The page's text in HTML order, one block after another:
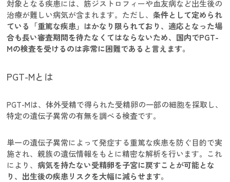
対象となる疾患には、筋ジストロフィーや血友病など出生後の
治療が難しい病気が含まれます。ただし、条件として定められ
ている「重篤な疾患」はかなり限られており、適応となった場
合も長い審査期間を待たなくてはならないため、国内でPGT-
Mの検査を受けるのは非常に困難であると言えます。
PGT-Mとは
PGT-Mは、体外受精で得られた受精卵の一部の細胞を採取し、
特定の遺伝子異常の有無を調べる検査です。
単一の遺伝子異常によって発症する重篤な疾患を防ぐ目的で実
施され、親族の遺伝情報をもとに精密な解析を行います。これ
により、 病気を持たない受精卵を子宮に戻すことが可能とな
り、出生後の疾患リスクを大幅に減らせます。